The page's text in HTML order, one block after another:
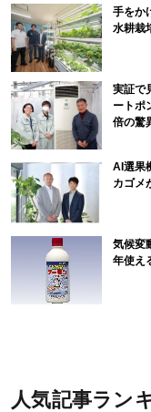
手をか
水耕栽
実証で
ートポ
倍の驚
AI選果
カゴメ
気候変
年使え
人気記事ラン